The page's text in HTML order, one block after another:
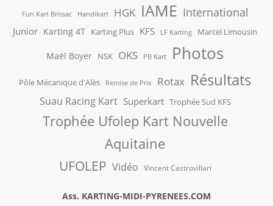
Fun Kart Brissac Handikart HGK IAME International
Junior Karting 4T Karting Plus KFS LF Karting Marcel Limousin
Maël Boyer NSK OKS PB Kart Photos
Pôle Mécanique d'Alès Remise de Prix Rotax Résultats
Suau Racing Kart Superkart Trophée Sud KFS
Trophée Ufolep Kart Nouvelle
Aquitaine
UFOLEP Vidéo Vincent Castrovillari
Ass. KARTING-MIDI-PYRENEES.COM